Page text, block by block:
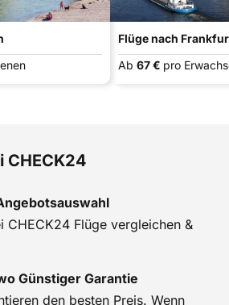
Flüge nach
Ab 67 € pro
CHECK24
CHECK24 Flüge vergleichen &
Günstiger Garantie
den besten Preis. Wenn